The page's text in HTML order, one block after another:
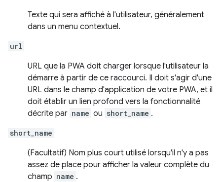
Texte qui sera affiché à l'utilisateur, généralement
dans un menu contextuel.
url
URL que la PWA doit charger lorsque l'utilisateur la
démarre à partir de ce raccourci. Il doit s'agir d'une
URL dans le champ d'application de votre PWA, et il
doit établir un lien profond vers la fonctionnalité
décrite par name ou short_name .
short_name
(Facultatif) Nom plus court utilisé lorsqu'il n'y a pas
assez de place pour afficher la valeur complète du
champ name .